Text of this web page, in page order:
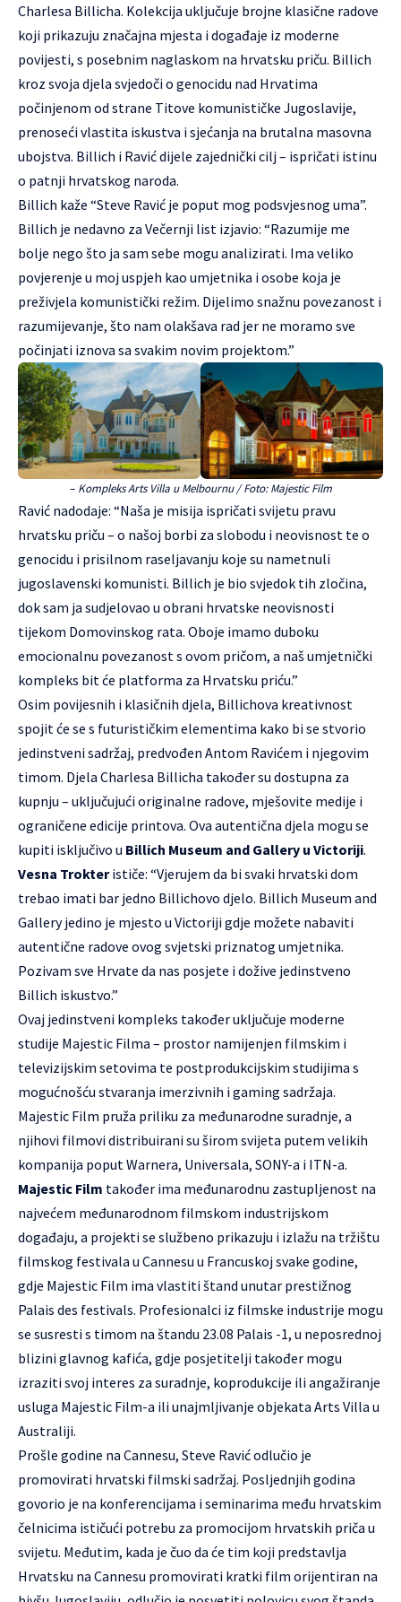
Charlesa Billicha. Kolekcija uključuje brojne klasične radove
koji prikazuju značajna mjesta i događaje iz moderne
povijesti, s posebnim naglaskom na hrvatsku priču. Billich
kroz svoja djela svjedoči o genocidu nad Hrvatima
počinjenom od strane Titove komunističke Jugoslavije,
prenoseći vlastita iskustva i sjećanja na brutalna masovna
ubojstva. Billich i Ravić dijele zajednički cilj – ispričati istinu
o patnji hrvatskog naroda.
Billich kaže “Steve Ravić je poput mog podsvjesnog uma”.
Billich je nedavno za Večernji list izjavio: “Razumije me
bolje nego što ja sam sebe mogu analizirati. Ima veliko
povjerenje u moj uspjeh kao umjetnika i osobe koja je
preživjela komunistički režim. Dijelimo snažnu povezanost i
razumijevanje, što nam olakšava rad jer ne moramo sve
počinjati iznova sa svakim novim projektom.”
– Kompleks Arts Villa u Melbournu / Foto: Majestic Film
Ravić nadodaje: “Naša je misija ispričati svijetu pravu
hrvatsku priču – o našoj borbi za slobodu i neovisnost te o
genocidu i prisilnom raseljavanju koje su nametnuli
jugoslavenski komunisti. Billich je bio svjedok tih zločina,
dok sam ja sudjelovao u obrani hrvatske neovisnosti
tijekom Domovinskog rata. Oboje imamo duboku
emocionalnu povezanost s ovom pričom, a naš umjetnički
kompleks bit će platforma za Hrvatsku priću.”
Osim povijesnih i klasičnih djela, Billichova kreativnost
spojit će se s futurističkim elementima kako bi se stvorio
jedinstveni sadržaj, predvođen Antom Ravićem i njegovim
timom. Djela Charlesa Billicha također su dostupna za
kupnju – uključujući originalne radove, mješovite medije i
ograničene edicije printova. Ova autentična djela mogu se
kupiti isključivo u Billich Museum and Gallery u Victoriji.
Vesna Trokterističe: “Vjerujem da bi svaki hrvatski dom
trebao imati bar jedno Billichovo djelo. Billich Museum and
Gallery jedino je mjesto u Victoriji gdje možete nabaviti
autentične radove ovog svjetski priznatog umjetnika.
Pozivam sve Hrvate da nas posjete i dožive jedinstveno
Billich iskustvo.”
Ovaj jedinstveni kompleks također uključuje moderne
studije Majestic Filma – prostor namijenjen filmskim i
televizijskim setovima te postprodukcijskim studijima s
mogućnošću stvaranja imerzivnih i gaming sadržaja.
Majestic Film pruža priliku za međunarodne suradnje, a
njihovi filmovi distribuirani su širom svijeta putem velikih
kompanija poput Warnera, Universala, SONY-a i ITN-a.
Majestic Film također ima međunarodnu zastupljenost na
najvećem međunarodnom filmskom industrijskom
događaju, a projekti se službeno prikazuju i izlažu na tržištu
filmskog festivala u Cannesu u Francuskoj svake godine,
gdje Majestic Film ima vlastiti štand unutar prestižnog
Palais des festivals. Profesionalci iz filmske industrije mogu
se susresti s timom na štandu 23.08 Palais -1, u neposrednoj
blizini glavnog kafića, gdje posjetitelji također mogu
izraziti svoj interes za suradnje, koprodukcije ili angažiranje
usluga Majestic Film-a ili unajmljivanje objekata Arts Villa u
Australiji.
Prošle godine na Cannesu, Steve Ravić odlučio je
promovirati hrvatski filmski sadržaj. Posljednjih godina
govorio je na konferencijama i seminarima među hrvatskim
čelnicima ističući potrebu za promocijom hrvatskih priča u
svijetu. Međutim, kada je čuo da će tim koji predstavlja
Hrvatsku na Cannesu promovirati kratki film orijentiran na